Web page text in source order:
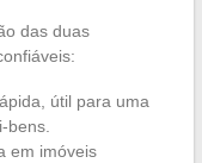
das duas
útil para uma
bens.
em imóveis